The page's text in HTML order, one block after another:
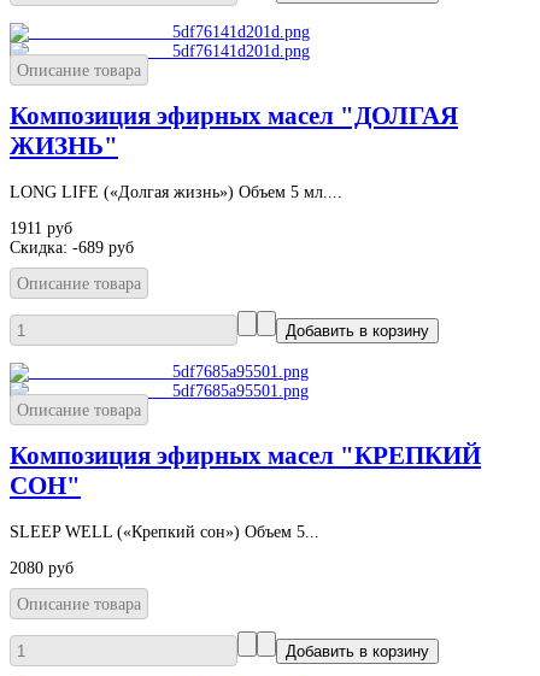
Описание товара
Композиция эфирных масел "ДОЛГАЯ
ЖИЗНЬ"
LONG LIFE («Долгая жизнь») Объем 5 мл....
1911 руб
Скидка: -689 руб
Описание товара
Описание товара
Композиция эфирных масел "КРЕПКИЙ
СОН"
SLEEP WELL («Крепкий сон») Объем 5...
2080 руб
Описание товара